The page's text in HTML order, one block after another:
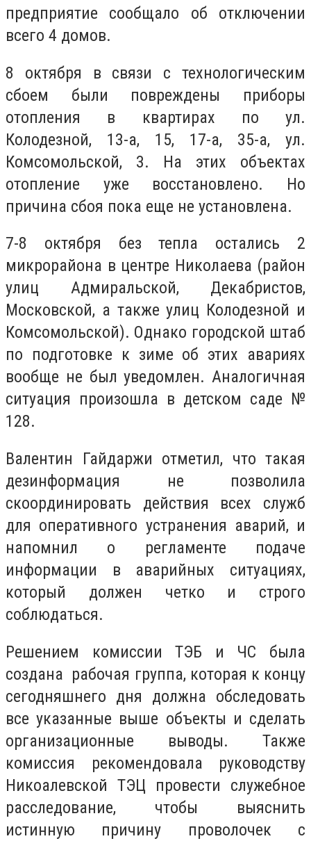
предприятие сообщало об отключении
всего 4 домов.
8 октября в связи с технологическим
сбоем были повреждены приборы
отопления в квартирах по ул.
Колодезной, 13-а, 15, 17-а, 35-а, ул.
Комсомольской, 3. На этих объектах
отопление уже восстановлено. Но
причина сбоя пока еще не установлена.
7-8 октября без тепла остались 2
микрорайона в центре Николаева (район
улиц Адмиральской, Декабристов,
Московской, а также улиц Колодезной и
Комсомольской). Однако городской штаб
по подготовке к зиме об этих авариях
вообще не был уведомлен. Аналогичная
ситуация произошла в детском саде №
128.
Валентин Гайдаржи отметил, что такая
дезинформация не позволила
скоординировать действия всех служб
для оперативного устранения аварий, и
напомнил о регламенте подаче
информации в аварийных ситуациях,
который должен четко и строго
соблюдаться.
Решением комиссии ТЭБ и ЧС была
создана рабочая группа, которая к концу
сегодняшнего дня должна обследовать
все указанные выше объекты и сделать
организационные выводы. Также
комиссия рекомендовала руководству
Никоалевской ТЭЦ провести служебное
расследование, чтобы выяснить
истинную причину проволочек с